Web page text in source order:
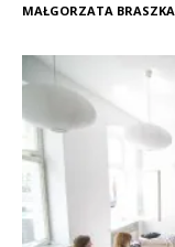
MAŁGORZATA BRASZKA